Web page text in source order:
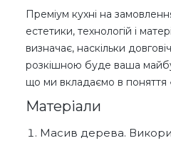
Преміум кухні на
естетики, технологій і
визначає, наскільки
розкішною буде ваша
що ми вкладаємо в поняття
Матеріали
Масив дерева.